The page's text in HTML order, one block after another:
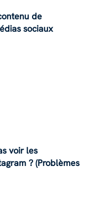
de
sociaux
voir les
? (Problèmes